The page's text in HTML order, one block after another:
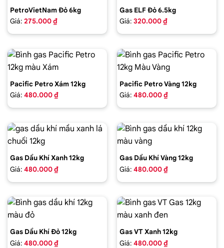
PetroVietNam Đỏ 6kg
Giá: 275.000 ₫
Gas ELF Đỏ 6.5kg
Giá: 320.000 ₫
Pacific Petro Xám 12kg
Giá: 480.000 ₫
Pacific Petro Vàng 12kg
Giá: 480.000 ₫
Gas Dầu Khí Xanh 12kg
Giá: 480.000 ₫
Gas Dầu Khí Vàng 12kg
Giá: 480.000 ₫
Gas Dầu Khí Đỏ 12kg
Giá: 480.000 ₫
Gas VT Xanh 12kg
Giá: 480.000 ₫